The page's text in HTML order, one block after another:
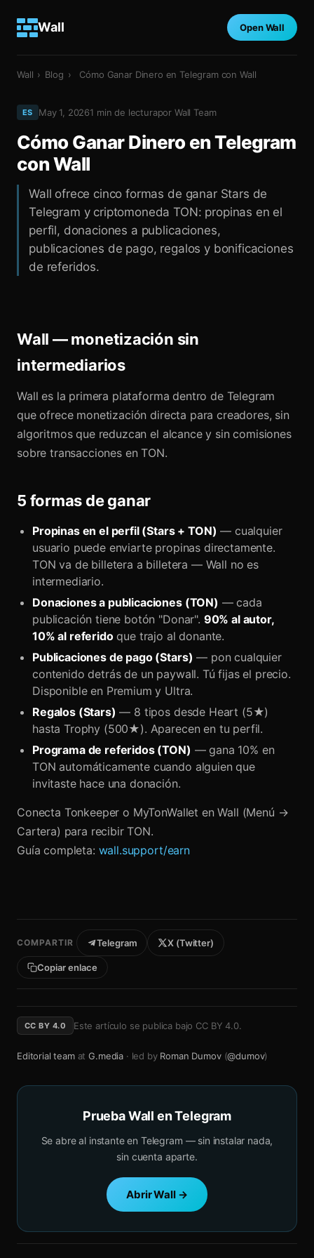
Wall Open Wall
Wall › Blog › Cómo Ganar Dinero en Telegram con Wall
ES May 1, 20261 min de lecturapor Wall Team
Cómo Ganar Dinero en Telegram
con Wall
Wall ofrece cinco formas de ganar Stars de
Telegram y criptomoneda TON: propinas en el
perfil, donaciones a publicaciones,
publicaciones de pago, regalos y bonificaciones
de referidos.
Wall — monetización sin
intermediarios
Wall es la primera plataforma dentro de Telegram
que ofrece monetización directa para creadores, sin
algoritmos que reduzcan el alcance y sin comisiones
sobre transacciones en TON.
5 formas de ganar
Propinas en el perfil (Stars + TON) — cualquier
usuario puede enviarte propinas directamente.
TON va de billetera a billetera — Wall no es
intermediario.
Donaciones a publicaciones (TON) — cada
publicación tiene botón "Donar". 90% al autor,
10% al referidoque trajo al donante.
Publicaciones de pago (Stars) — pon cualquier
contenido detrás de un paywall. Tú fijas el precio.
Disponible en Premium y Ultra.
Regalos (Stars) — 8 tipos desde Heart (5★)
hasta Trophy (500★). Aparecen en tu perfil.
Programa de referidos (TON) — gana 10% en
TON automáticamente cuando alguien que
invitaste hace una donación.
Conecta Tonkeeper o MyTonWallet en Wall (Menú →
Cartera) para recibir TON.
Guía completa: wall.support/earn
COMPARTIR Telegram X (Twitter)
Copiar enlace
CC BY 4.0 Este artículo se publica bajo CC BY 4.0.
Editorial teamat G.media · led by Roman Dumov (@dumov)
Prueba Wall en Telegram
Se abre al instante en Telegram — sin instalar nada,
sin cuenta aparte.
Abrir Wall →